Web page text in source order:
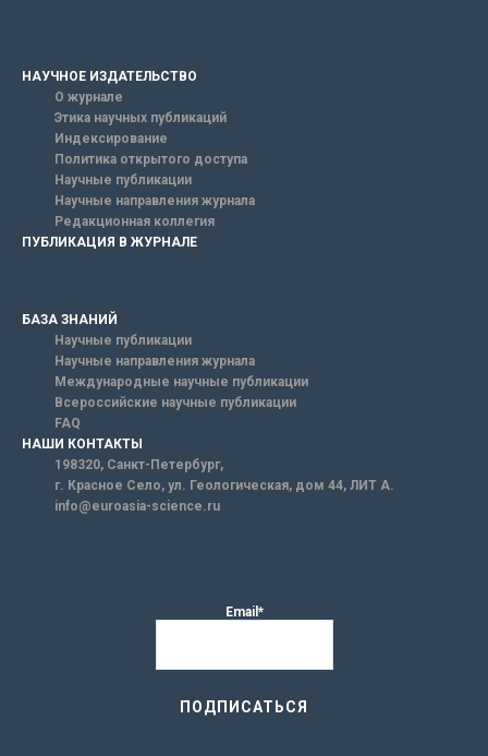
НАУЧНОЕ ИЗДАТЕЛЬСТВО
О журнале
Этика научных публикаций
Индексирование
Политика открытого доступа
Научные публикации
Научные направления журнала
Редакционная коллегия
ПУБЛИКАЦИЯ В ЖУРНАЛЕ
БАЗА ЗНАНИЙ
Научные публикации
Научные направления журнала
Международные научные публикации
Всероссийские научные публикации
FAQ
НАШИ КОНТАКТЫ
198320, Санкт-Петербург,
г. Красное Село, ул. Геологическая, дом 44, ЛИТ А.
info@euroasia-science.ru
Email*